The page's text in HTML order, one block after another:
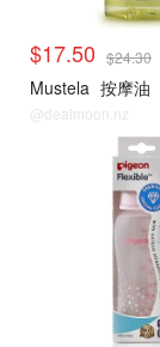
$17.50 $24.30
Mustela 按摩油
@dealmoon.nz